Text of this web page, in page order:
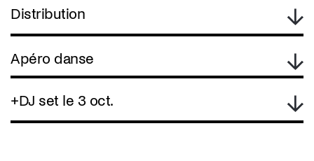
Distribution
Apéro danse
+DJ set le 3 oct.